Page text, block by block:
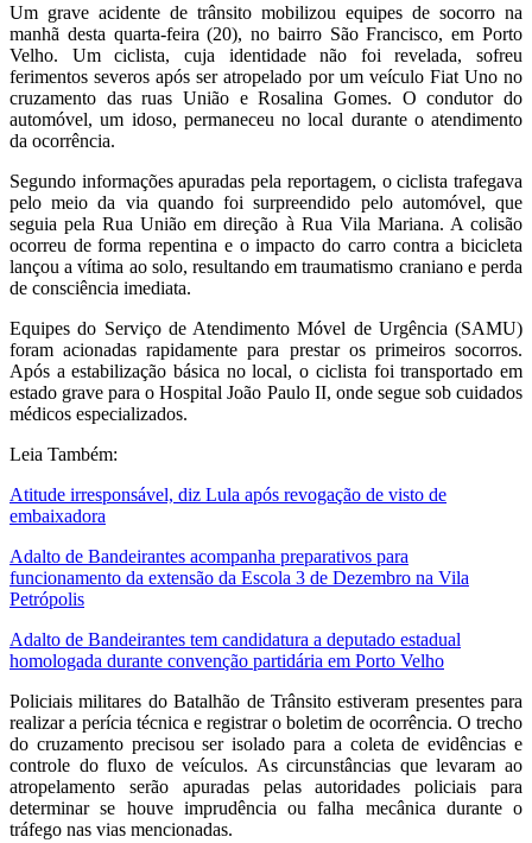
Um grave acidente de trânsito mobilizou equipes de socorro na
manhã desta quarta-feira (20), no bairro São Francisco, em Porto
Velho. Um ciclista, cuja identidade não foi revelada, sofreu
ferimentos severos após ser atropelado por um veículo Fiat Uno no
cruzamento das ruas União e Rosalina Gomes. O condutor do
automóvel, um idoso, permaneceu no local durante o atendimento
da ocorrência.
Segundo informações apuradas pela reportagem, o ciclista trafegava
pelo meio da via quando foi surpreendido pelo automóvel, que
seguia pela Rua União em direção à Rua Vila Mariana. A colisão
ocorreu de forma repentina e o impacto do carro contra a bicicleta
lançou a vítima ao solo, resultando em traumatismo craniano e perda
de consciência imediata.
Equipes do Serviço de Atendimento Móvel de Urgência (SAMU)
foram acionadas rapidamente para prestar os primeiros socorros.
Após a estabilização básica no local, o ciclista foi transportado em
estado grave para o Hospital João Paulo II, onde segue sob cuidados
médicos especializados.
Leia Também:
Atitude irresponsável, diz Lula após revogação de visto de
embaixadora
Adalto de Bandeirantes acompanha preparativos para
funcionamento da extensão da Escola 3 de Dezembro na Vila
Petrópolis
Adalto de Bandeirantes tem candidatura a deputado estadual
homologada durante convenção partidária em Porto Velho
Policiais militares do Batalhão de Trânsito estiveram presentes para
realizar a perícia técnica e registrar o boletim de ocorrência. O trecho
do cruzamento precisou ser isolado para a coleta de evidências e
controle do fluxo de veículos. As circunstâncias que levaram ao
atropelamento serão apuradas pelas autoridades policiais para
determinar se houve imprudência ou falha mecânica durante o
tráfego nas vias mencionadas.